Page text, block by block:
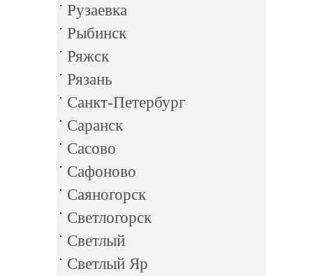
Рузаевка
Рыбинск
Ряжск
Рязань
Санкт-Петербург
Саранск
Сасово
Сафоново
Саяногорск
Светлогорск
Светлый
Светлый Яр